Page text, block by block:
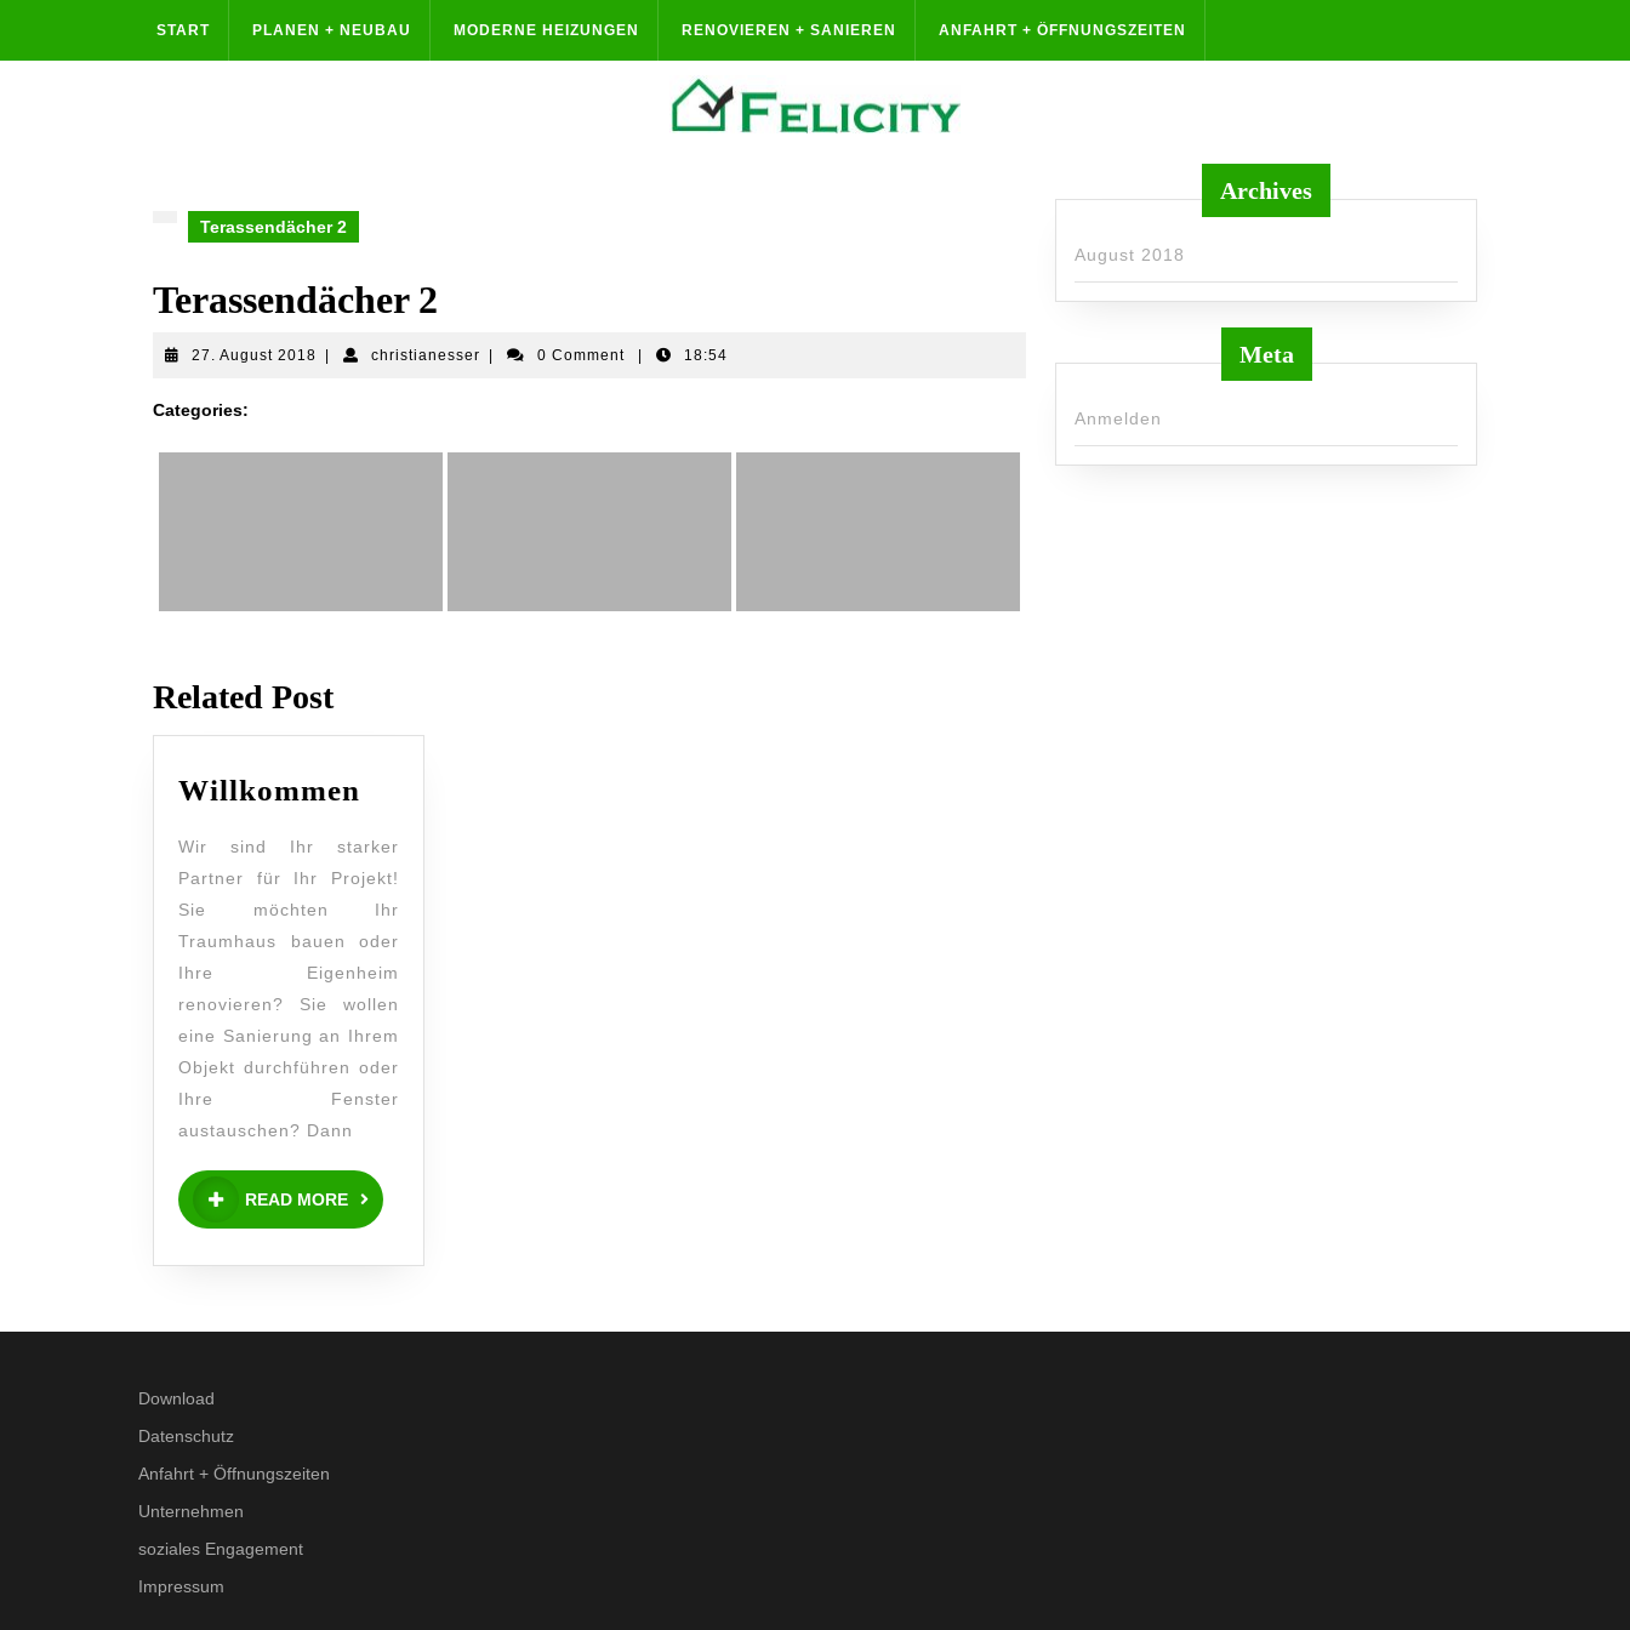
START PLANEN + NEUBAU MODERNE HEIZUNGEN RENOVIEREN + SANIEREN ANFAHRT + ÖFFNUNGSZEITEN
Terassendächer 2
Terassendächer 2
27. August 2018 christianesser 0 Comment 18:54
Categories:
Related Post
Willkommen
Wir sind Ihr starker
Partner für Ihr Projekt!
Sie möchten Ihr
Traumhaus bauen oder
Ihre Eigenheim
renovieren? Sie wollen
eine Sanierung an Ihrem
Objekt durchführen oder
Ihre Fenster
austauschen? Dann
READ MORE
Archives
August 2018
Meta
Anmelden
Download
Datenschutz
Anfahrt + Öffnungszeiten
Unternehmen
soziales Engagement
Impressum